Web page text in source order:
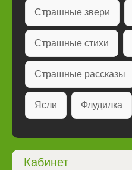
Страшные звери
Страшные стихи
Страшные рассказы
Ясли Флудилка
Кабинет